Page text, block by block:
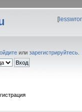
[
или зарегистрируйтесь